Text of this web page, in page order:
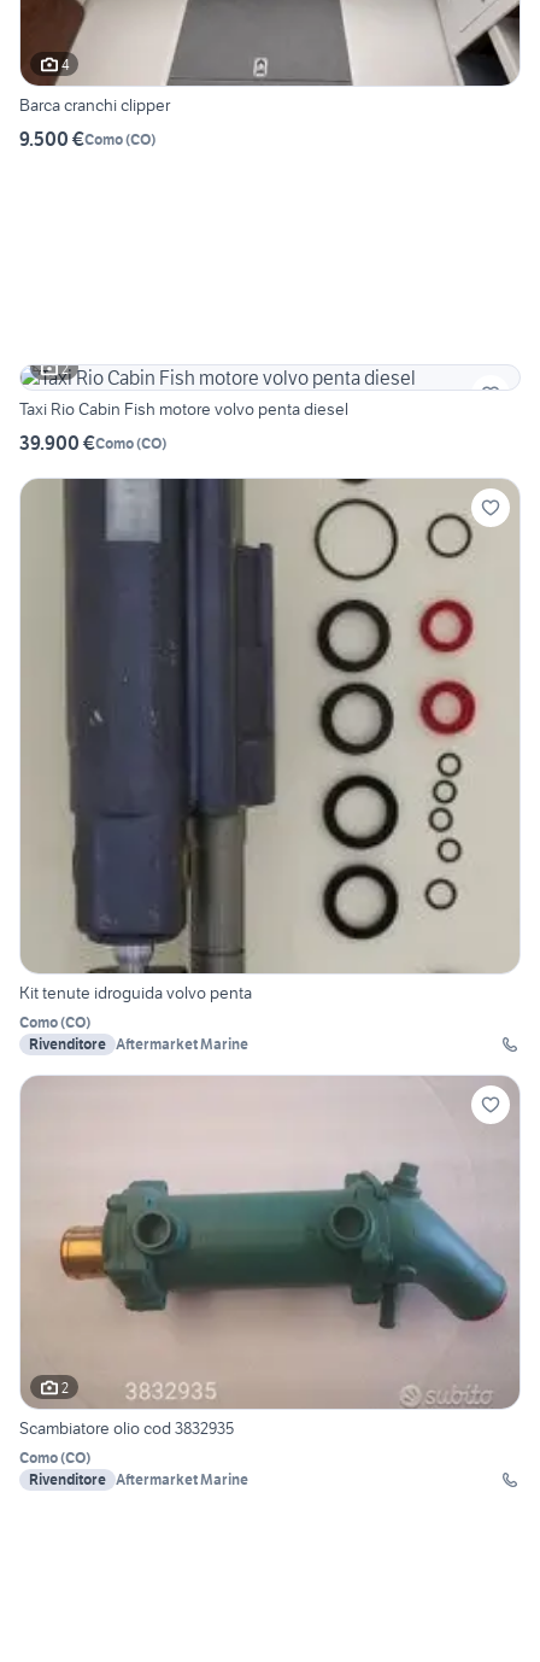
4
Barca cranchi clipper
9.500 €Como(CO)
2
Taxi Rio Cabin Fish motore volvo penta diesel
39.900 €Como(CO)
Kit tenute idroguida volvo penta
Como(CO)
Rivenditore Aftermarket Marine
2
Scambiatore olio cod 3832935
Como(CO)
Rivenditore Aftermarket Marine